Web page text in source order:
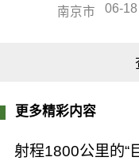
南京市 06-
更多精彩内容
射程1800公里的“